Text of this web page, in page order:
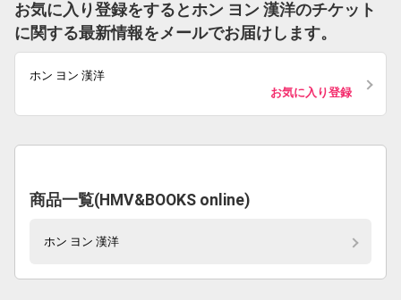
お気に入り登録をするとホン ヨン 漢洋のチケット
に関する最新情報をメールでお届けします。
ホン ヨン 漢洋
お気に入り登録
商品一覧(HMV&BOOKS online)
ホン ヨン 漢洋